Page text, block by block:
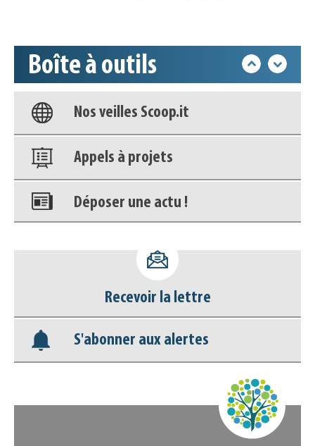
Boîte à outils
Base documentaire
Nos veilles Scoop.it
Appels à projets
Déposer une actu !
déconnecter)
Base documentaire
Nos veilles Scoop.it
Recevoir la lettre
S'abonner aux alertes